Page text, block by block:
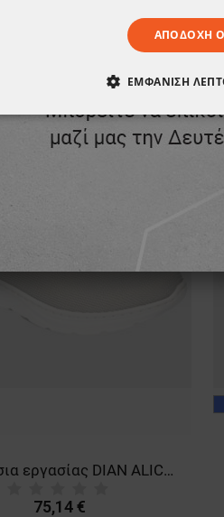
Παπούτσια εργασίας DIAN ALICANTE GREY/WHITE O1 FO SRC 3533
75,14 €
ΑΠΟΔΟΧΉ
ΕΜΦΆΝΙΣΗ
ΑΠΌΔΟΣΗΣ